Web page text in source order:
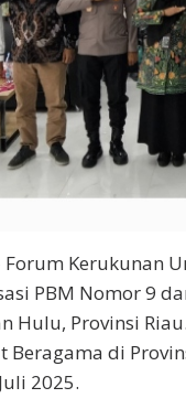
Forum Kerukunan
PBM Nomor 9
Hulu, Provinsi
Beragama di
2025.